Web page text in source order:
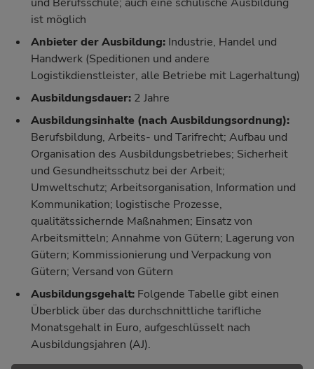
ist möglich
Anbieter der Ausbildung: Industrie, Handel und
Handwerk (Speditionen und andere
Logistikdienstleister, alle Betriebe mit Lagerhaltung)
Ausbildungsdauer: 2 Jahre
Ausbildungsinhalte (nach Ausbildungsordnung):
Berufsbildung, Arbeits- und Tarifrecht; Aufbau und
Organisation des Ausbildungsbetriebes; Sicherheit
und Gesundheitsschutz bei der Arbeit;
Umweltschutz; Arbeitsorganisation, Information und
Kommunikation; logistische Prozesse,
qualitätssichernde Maßnahmen; Einsatz von
Arbeitsmitteln; Annahme von Gütern; Lagerung von
Gütern; Kommissionierung und Verpackung von
Gütern; Versand von Gütern
Ausbildungsgehalt: Folgende Tabelle gibt einen
Überblick über das durchschnittliche tarifliche
Monatsgehalt in Euro, aufgeschlüsselt nach
Ausbildungsjahren (AJ).